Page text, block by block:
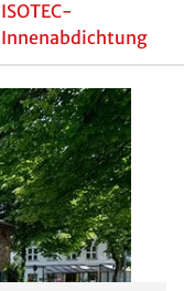
Mehr Informationen
ISOTEC-
Horizontalsperre
Sind die betroffenen
Wände nicht von
zugänglich, wie es
beispielsweise bei
unmittelbar an das
Wohnhaus